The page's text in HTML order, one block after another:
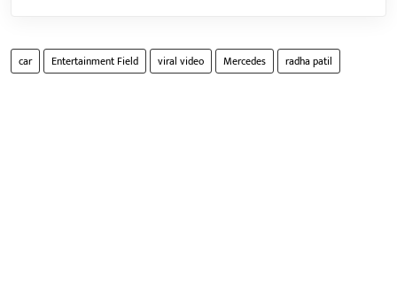
car Entertainment Field viral video Mercedes radha patil